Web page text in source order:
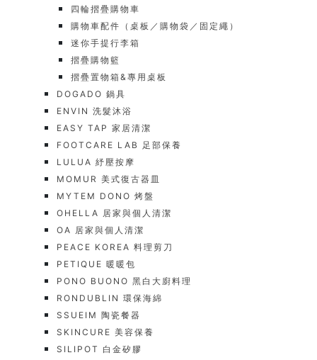
四輪摺疊購物車
購物車配件（桌板／購物袋／固定繩）
迷你手提行李箱
摺疊購物籃
摺疊置物箱&專用桌板
DOGADO 鍋具
ENVIN 洗髮沐浴
EASY TAP 家居清潔
FOOTCARE LAB 足部保養
LULUA 紓壓按摩
MOMUR 美式復古器皿
MYTEM DONO 烤盤
OHELLA 居家與個人清潔
OA 居家與個人清潔
PEACE KOREA 料理剪刀
PETIQUE 暖暖包
PONO BUONO 黑白大廚料理
RONDUBLIN 環保海綿
SSUEIM 陶瓷餐器
SKINCURE 美容保養
SILIPOT 白金矽膠